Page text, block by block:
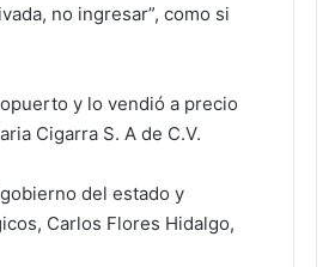
no ingresar”, como si
y lo vendió a precio
Cigarra S. A de C.V.
del estado y
Carlos Flores Hidalgo,